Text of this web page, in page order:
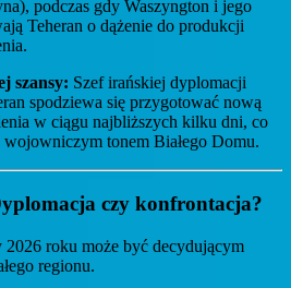
podczas gdy Waszyngton i jego
Teheran o dążenie do produkcji
szansy: Szef irańskiej dyplomacji
spodziewa się przygotować nową
w ciągu najbliższych kilku dni, co
tonem Białego Domu.
czy konfrontacja?
roku może być decydującym
regionu.